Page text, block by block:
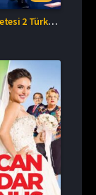
Sihirbazlar Çetesi 2 Türkçe Dublaj İzle